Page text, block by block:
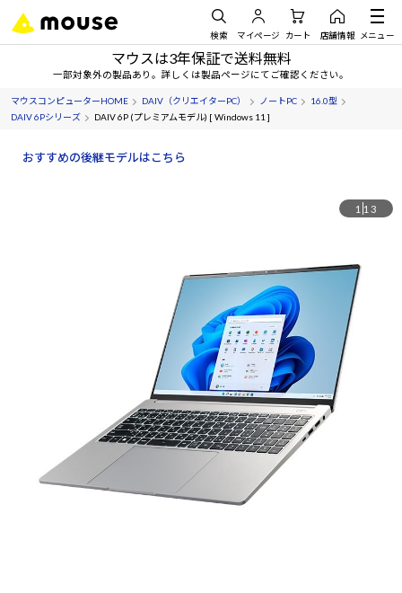
検索 マイページ カート 店舗情報 メニュー
マウスは3年保証で送料無料
一部対象外の製品あり。詳しくは製品ページにてご確認ください。
マウスコンピューターHOME DAIV（クリエイターPC） ノートPC
16.0型
DAIV 6Pシリーズ
DAIV 6P (プレミアムモデル) [ Windows 11 ]
おすすめの後継モデルはこちら
1 13